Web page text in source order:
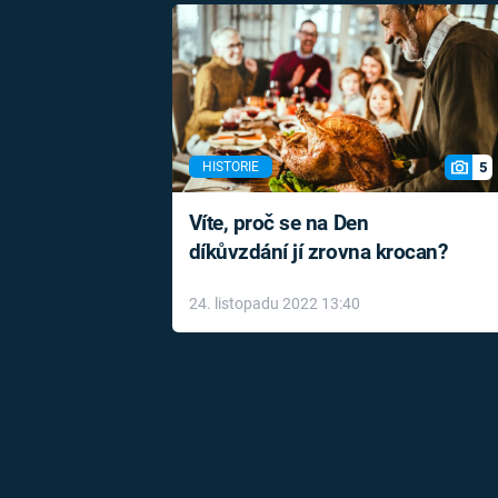
HISTORIE 5
Víte, proč se na Den
díkůvzdání jí zrovna krocan?
24. listopadu 2022 13:40